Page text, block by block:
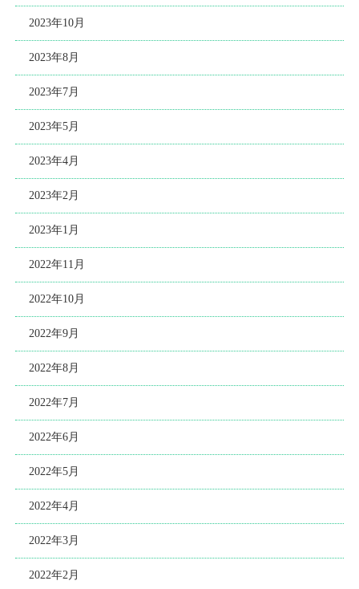
2023年10月
2023年8月
2023年7月
2023年5月
2023年4月
2023年2月
2023年1月
2022年11月
2022年10月
2022年9月
2022年8月
2022年7月
2022年6月
2022年5月
2022年4月
2022年3月
2022年2月